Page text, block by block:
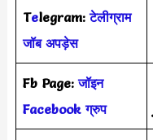
Telegram: टेलीग्राम
जॉब अपड़ेस
Fb Page:जॉइन
Facebook ग्रुप